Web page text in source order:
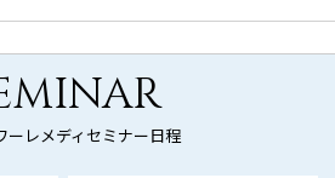
ーレメディセミナー日程